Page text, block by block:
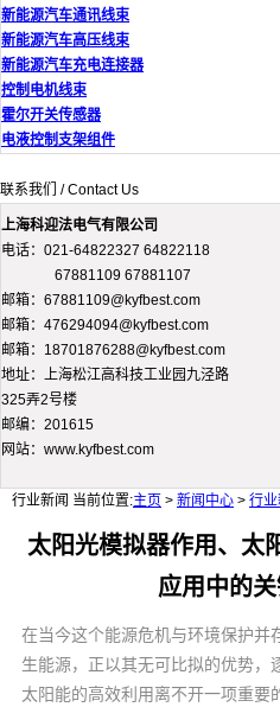
新能源汽车通讯线束
新能源汽车高压线束
新能源汽车充电连接器
控制电机线束
霍尔开关传感器
电液控制支架组件
联系我们 / Contact Us
上海科迎法电气有限公司
电话：021-64822327 64822118
67881109 67881107
邮箱：67881109@kyfbest.com
邮箱：476294094@kyfbest.com
邮箱：18701876288@kyfbest.com
地址：上海松江高科技工业园九泾路
325弄2号楼
邮编：201615
网站：www.kyfbest.com
行业新闻 当前位置:主页 > 新闻中心 > 行业
太阳光模拟器作用、太
应用中的
在当今这个能源危机与环境保护并
生能源，正以其无可比拟的优势，
太阳能的高效利用离不开一项重